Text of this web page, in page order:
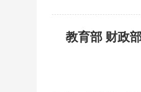
教育部 财政